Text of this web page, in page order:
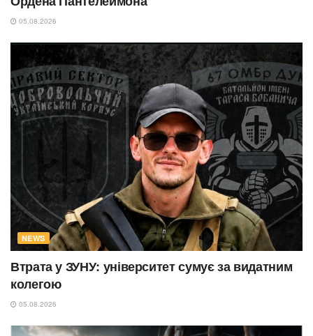
05.08.2026
NEWS
Втрата у ЗУНУ: університет сумує за видатним
колегою
05.08.2026